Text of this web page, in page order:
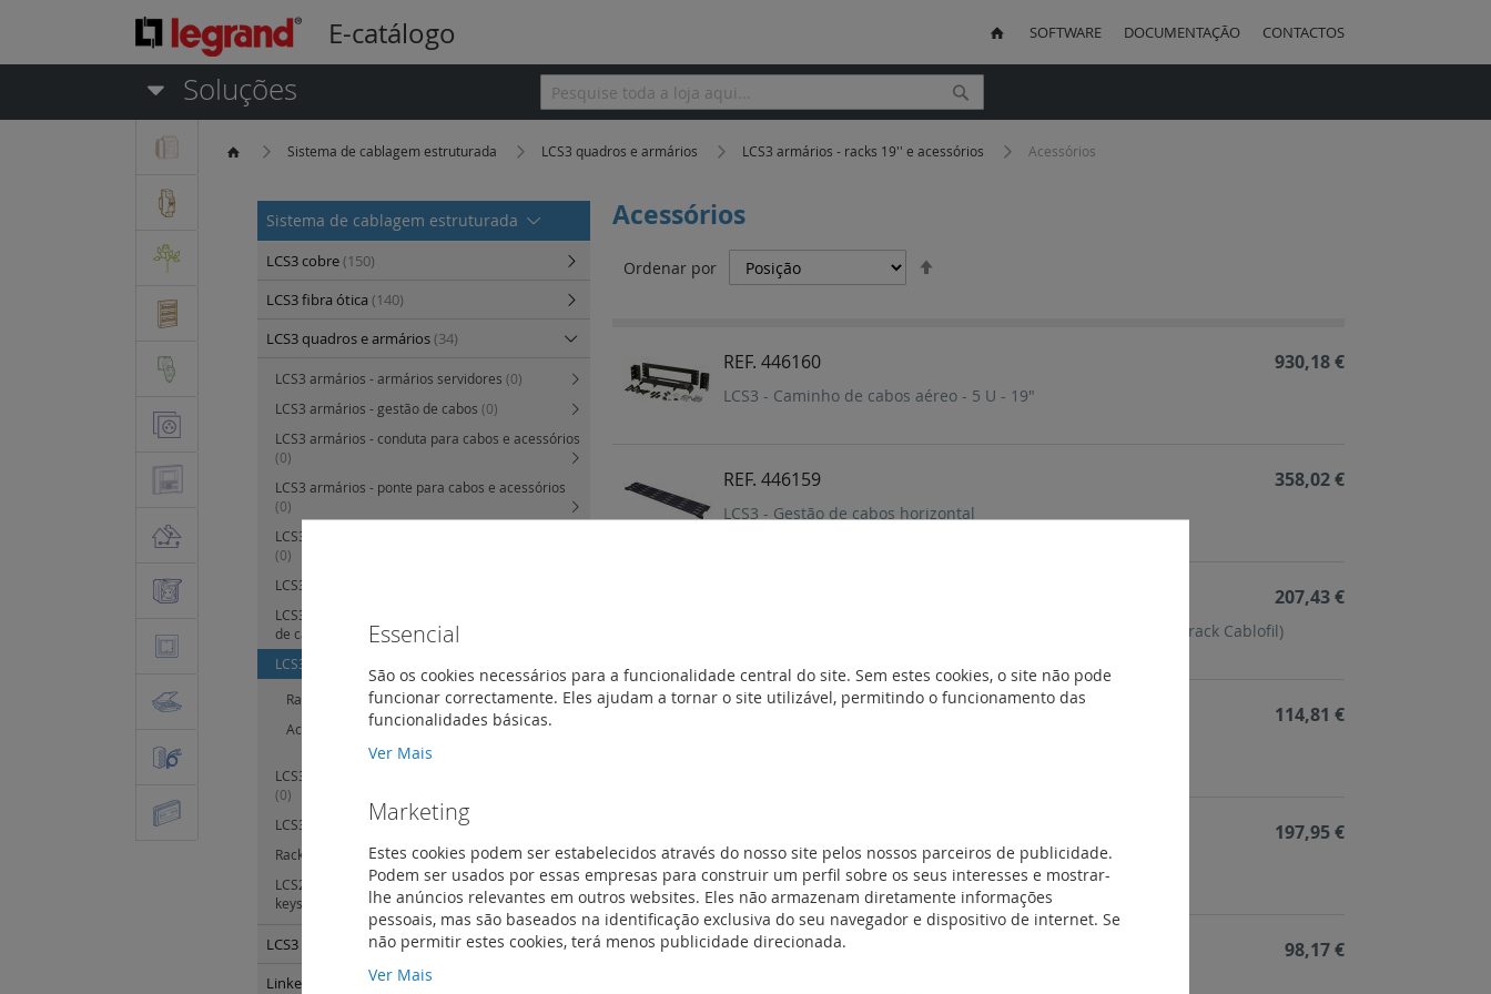
E-catálogo SOFTWARE DOCUMENTAÇÃO CONTACTOS
Soluções
Pesquisa Pesquisa
Sistema de cablagem estruturada LCS3 quadros e armários LCS3 armários - racks 19'' e acessórios Acessórios
Acessórios
Ordenar por
REF. 446160
LCS3 - Caminho de cabos aéreo - 5 U - 19"
930,18 €
REF. 446159
LCS3 - Gestão de cabos horizontal
358,02 €
LCS3 - Suporte para montagem de caminho de cabos (topo do rack Cablofil)
207,43 €
114,81 €
LCS3 - Bobinas de gestão de cabos - conjunto de 4
197,95 €
REF. 446155 98,17 €
Sistema de cablagem estruturada
LCS3 cobre(150)
LCS3 fibra ótica (140)
LCS3 quadros e armários(34)
LCS3 armários - armários servidores (0)
LCS3 armários - gestão de cabos (0)
LCS3 armários - conduta para cabos e acessórios
(0)
LCS3 armários - ponte para cabos e acessórios
(0)
LCS3 armários - corredores de contenção térmica
(0)
LCS3 armários - MiniCube
LCS3 armários - perfis de montagem e acessórios
de cablagem
(0)
LCS3 armários - racks 19'' e acessórios
Rack 19''
Acessórios
(8)
LCS3 armários - Acessórios para quadros murais
(0)
LCS3 armários - acessórios 19''
Rack mural para quadros estanques(10)
LCS2 - painéis de interligação, conectores
keystone, caixa saliente e chicotes cat. 6(1)
LCS3 distribuição de energia(25)
Linkeo - Quadros e Armários
Essencial
São os cookies necessários para a funcionalidade central do site. Sem estes cookies, o site não pode
funcionar correctamente. Eles ajudam a tornar o site utilizável, permitindo o funcionamento das
funcionalidades básicas.
Ver Mais
Marketing
Estes cookies podem ser estabelecidos através do nosso site pelos nossos parceiros de publicidade.
Podem ser usados por essas empresas para construir um perfil sobre os seus interesses e mostrar-
lhe anúncios relevantes em outros websites. Eles não armazenam diretamente informações
pessoais, mas são baseados na identificação exclusiva do seu navegador e dispositivo de internet. Se
não permitir estes cookies, terá menos publicidade direcionada.
Ver Mais